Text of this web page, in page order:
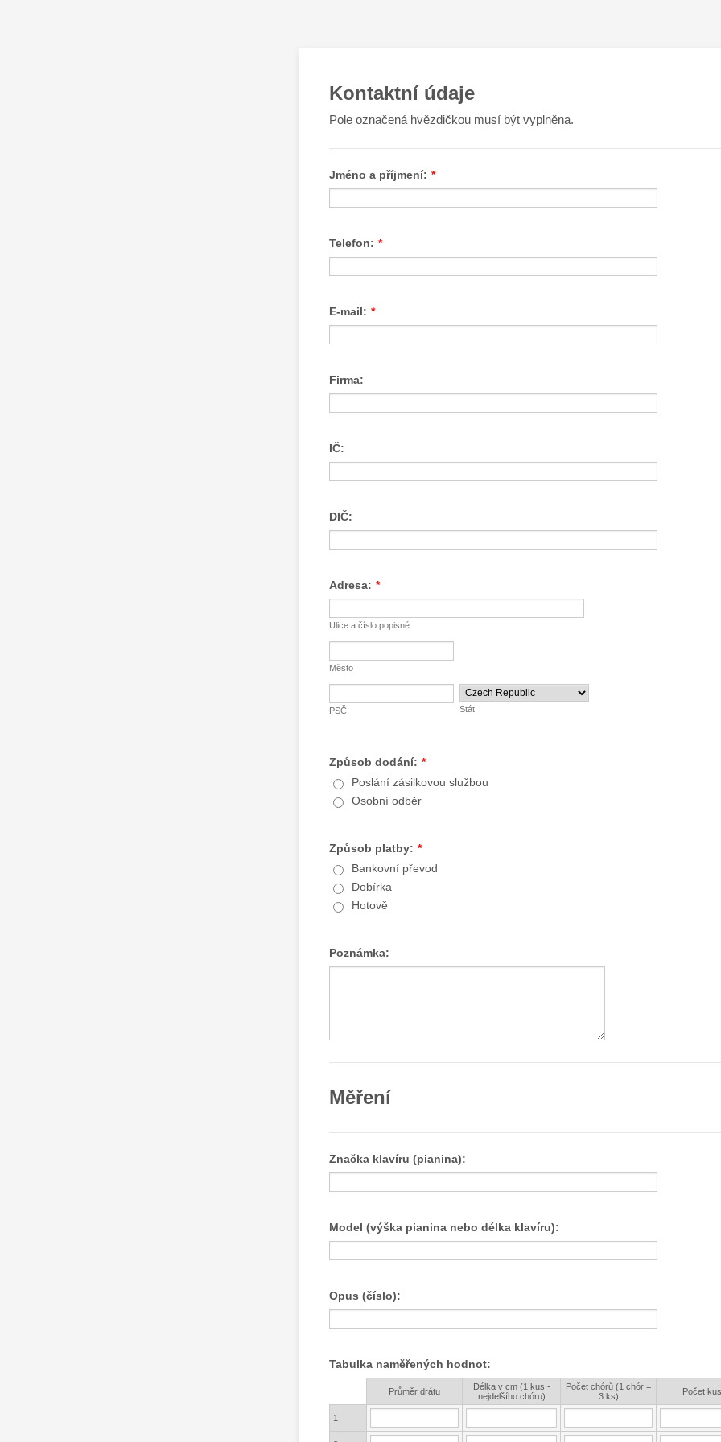
Kontaktní údaje
Pole označená hvězdičkou musí být vyplněna.
Jméno a příjmení: *
Telefon: *
E-mail: *
Firma:
IČ:
DIČ:
Adresa: *
Ulice a číslo popisné
Město
PSČ Stát
Způsob dodání: *
Poslání zásilkovou službou
Osobní odběr
Způsob platby: *
Bankovní převod
Dobírka
Hotově
Poznámka:
Měření
Značka klavíru (pianina):
Model (výška pianina nebo délka klavíru):
Opus (číslo):
Tabulka naměřených hodnot:
Průměr drátu
Délka v cm (1 kus -
nejdelšího chóru)
Počet chórů (1 chór =
3 ks)
Počet
1